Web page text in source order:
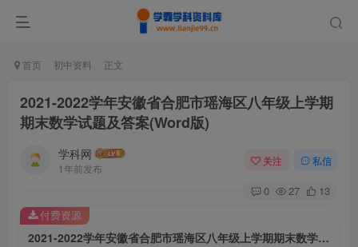
首页 初中资料 正文
2021-2022学年安徽省合肥市瑶海区八年级上学期
期末数学试题及答案(Word版)
学科网
1年前发布
关注 私信
0 27 13
2021-2022学年安徽省合肥市瑶海区八年级上学期期末数学试题及答案(Word版)
付费资源